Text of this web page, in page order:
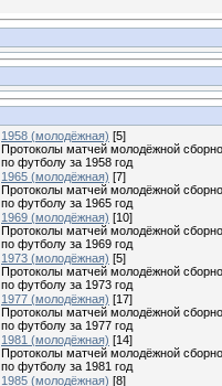
1958 (молодёжная) [5]
Протоколы матчей молодёжной
по футболу за 1958 год
1965 (молодёжная) [7]
Протоколы матчей молодёжной
по футболу за 1965 год
1969 (молодёжная) [10]
Протоколы матчей молодёжной
по футболу за 1969 год
1973 (молодёжная) [5]
Протоколы матчей молодёжной
по футболу за 1973 год
1977 (молодёжная) [17]
Протоколы матчей молодёжной
по футболу за 1977 год
1981 (молодёжная) [14]
Протоколы матчей молодёжной
по футболу за 1981 год
1985 (молодёжная) [8]